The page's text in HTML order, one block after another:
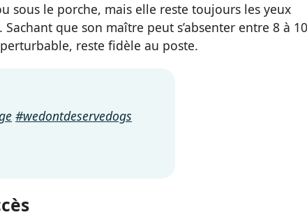
sous le porche, mais elle reste toujours les yeux
. Sachant que son maître peut s’absenter entre 8 à 10
reste fidèle au poste.
#wedontdeservedogs